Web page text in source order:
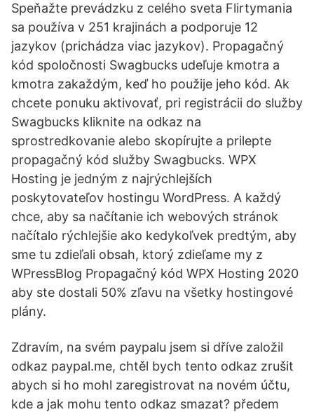
Speňažte prevádzku z celého sveta Flirtymania
sa používa v 251 krajinách a podporuje 12
jazykov (prichádza viac jazykov). Propagačný
kód spoločnosti Swagbucks udeľuje kmotra a
kmotra zakaždým, keď ho použije jeho kód. Ak
chcete ponuku aktivovať, pri registrácii do služby
Swagbucks kliknite na odkaz na
sprostredkovanie alebo skopírujte a prilepte
propagačný kód služby Swagbucks. WPX
Hosting je jedným z najrýchlejších
poskytovateľov hostingu WordPress. A každý
chce, aby sa načítanie ich webových stránok
načítalo rýchlejšie ako kedykoľvek predtým, aby
sme tu zdieľali obsah, ktorý zdieľame my z
WPressBlog Propagačný kód WPX Hosting 2020
aby ste dostali 50% zľavu na všetky hostingové
plány.
Zdravím, na svém paypalu jsem si dříve založil
odkaz paypal.me, chtěl bych tento odkaz zrušit
abych si ho mohl zaregistrovat na novém účtu,
kde a jak mohu tento odkaz smazat? předem